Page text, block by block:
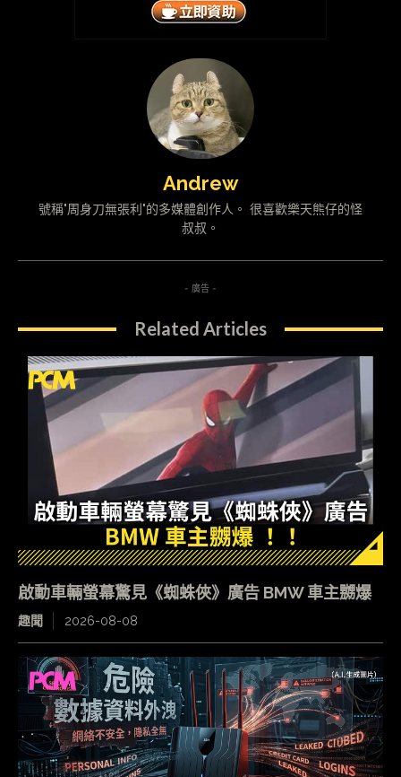
Andrew
號稱"周身刀無張利"的多媒體創作人。 很喜歡樂天熊仔的怪
叔叔。
- 廣告 -
Related Articles
啟動車輛螢幕驚見《蜘蛛俠》廣告 BMW 車主嬲爆
趣聞 2026-08-08